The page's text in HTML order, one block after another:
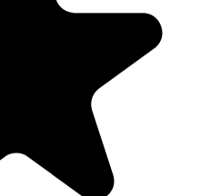
to share with the team, and the
little office. Eventually, we will
tool to do that! Syncs with my